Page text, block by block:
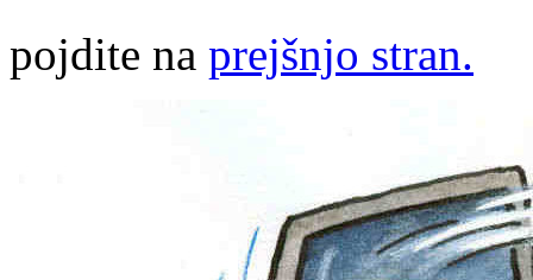
pojdite na prejšnjo stran.